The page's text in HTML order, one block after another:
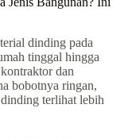
dinding pada
tinggal hingga
dan
bobotnya ringan,
dinding terlihat lebih